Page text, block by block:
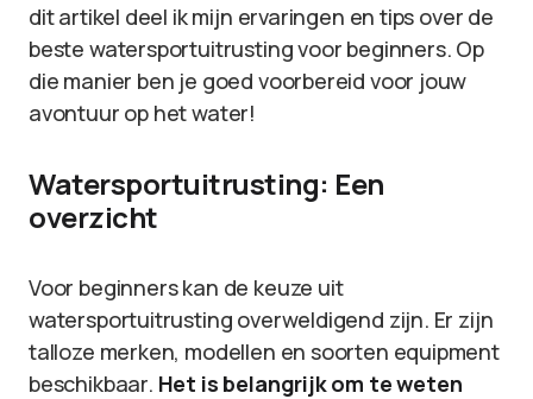
dit artikel deel ik mijn ervaringen en tips over de
beste watersportuitrusting voor beginners. Op
die manier ben je goed voorbereid voor jouw
avontuur op het water!
Watersportuitrusting: Een
overzicht
Voor beginners kan de keuze uit
watersportuitrusting overweldigend zijn. Er zijn
talloze merken, modellen en soorten equipment
beschikbaar. Het is belangrijk om te weten